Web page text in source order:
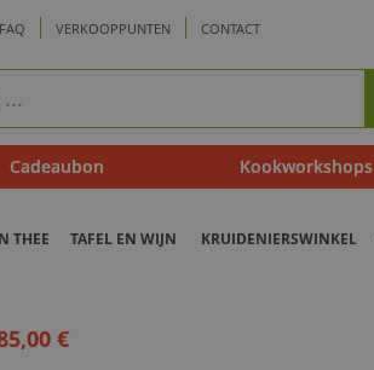
FAQ VERKOOPPUNTEN CONTACT
Cadeaubon Kookworkshops
THEE TAFEL EN WIJN KRUIDENIERSWINKEL
€